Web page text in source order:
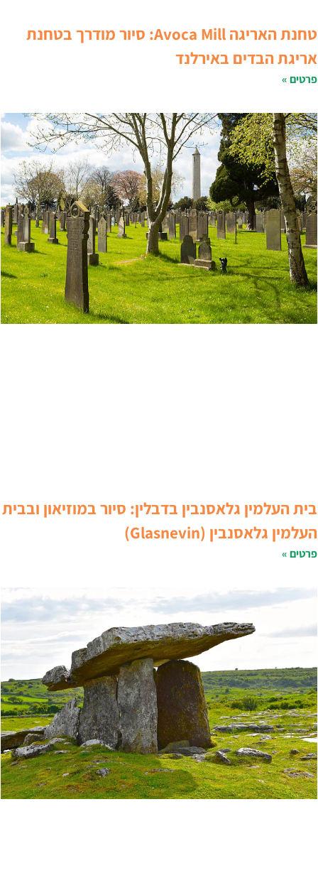
טחנת האריגה Avoca Mill: סיור מודרך בטחנת
אריגת הבדים באירלנד
פרטים »
בית העלמין גלאסנבין בדבלין: סיור במוזיאון ובבית
העלמין גלאסנבין (Glasnevin)
פרטים »